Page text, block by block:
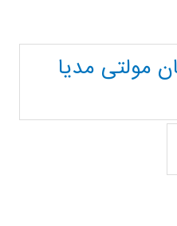
مولتی مدیا